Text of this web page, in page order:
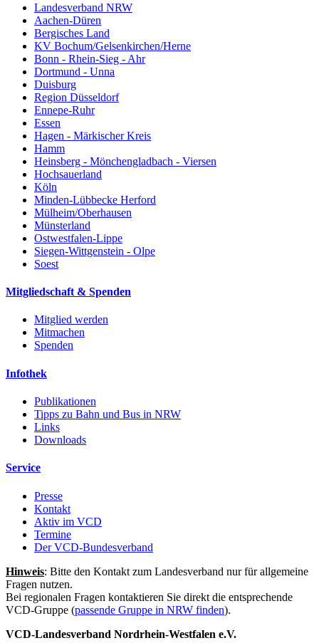
Landesverband NRW
Aachen-Düren
Bergisches Land
KV Bochum/Gelsenkirchen/Herne
Bonn - Rhein-Sieg - Ahr
Dortmund - Unna
Duisburg
Region Düsseldorf
Ennepe-Ruhr
Essen
Hagen - Märkischer Kreis
Hamm
Heinsberg - Mönchengladbach - Viersen
Hochsauerland
Köln
Minden-Lübbecke Herford
Mülheim/Oberhausen
Münsterland
Ostwestfalen-Lippe
Siegen-Wittgenstein - Olpe
Soest
Mitgliedschaft & Spenden
Mitglied werden
Mitmachen
Spenden
Infothek
Publikationen
Tipps zu Bahn und Bus in NRW
Links
Downloads
Service
Presse
Kontakt
Aktiv im VCD
Termine
Der VCD-Bundesverband
Hinweis: Bitte den Kontakt zum Landesverband nur für allgemeine
Fragen nutzen.
Bei regionalen Fragen kontaktieren Sie direkt die entsprechende
VCD-Gruppe (passende Gruppe in NRW finden).
VCD-Landesverband Nordrhein-Westfalen e.V.